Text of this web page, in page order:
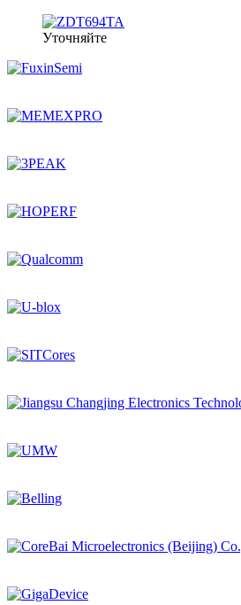
Уточняйте